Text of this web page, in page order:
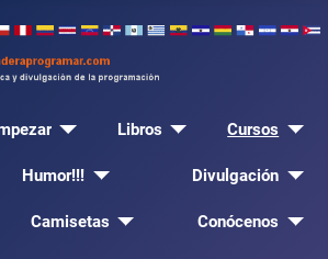
Libros Cursos
Humor!!! Divulgación
Camisetas Conócenos